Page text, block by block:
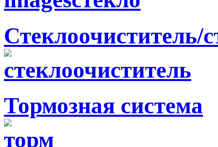
Стеклоочиститель/
Тормозная система